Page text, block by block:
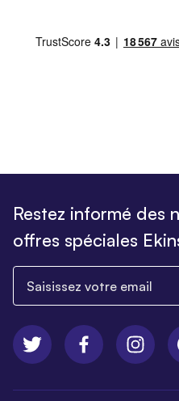
Restez informé des
offres spéciales